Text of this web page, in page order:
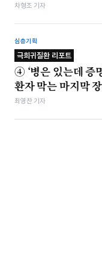
차형조 기자
심층기획
극희귀질환 리포트
④ ‘병은 있는데 증
환자 막는 마지막
최영찬 기자